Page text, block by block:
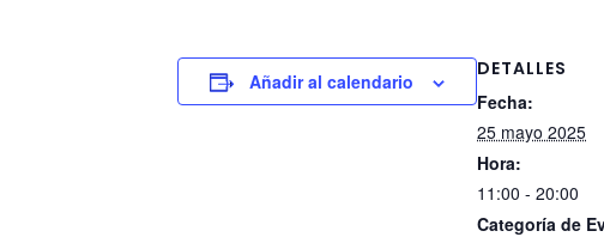
Añadir al calendario
DETALLES
Fecha:
25 mayo 2025
Hora:
11:00 - 20:00
Categoría de